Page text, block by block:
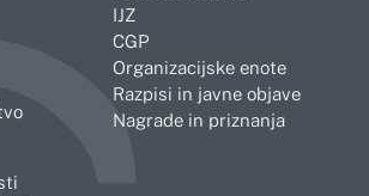
IJZ
CGP
Organizacijske enote
Razpisi in javne objave
Nagrade in priznanja